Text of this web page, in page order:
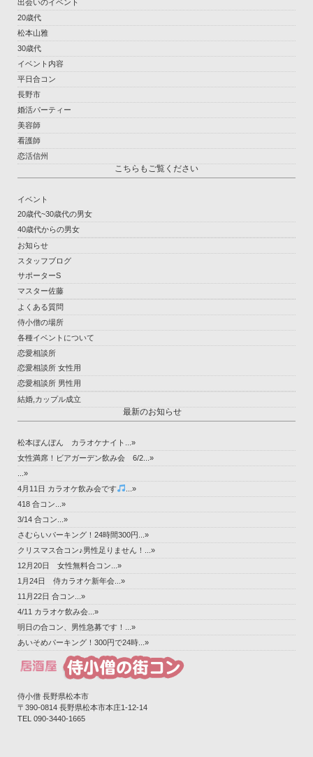
出会いのイベント
20歳代
松本山雅
30歳代
イベント内容
平日合コン
長野市
婚活パーティー
美容師
看護師
恋活信州
こちらもご覧ください
イベント
20歳代~30歳代の男女
40歳代からの男女
お知らせ
スタッフブログ
サポーターS
マスター佐藤
よくある質問
侍小僧の場所
各種イベントについて
恋愛相談所
恋愛相談所 女性用
恋愛相談所 男性用
結婚,カップル成立
最新のお知らせ
松本ぼんぼん カラオケナイト...»
女性満席！ビアガーデン飲み会 6/2...»
...»
4月11日 カラオケ飲み会です
...»
418 合コン...»
3/14 合コン...»
さむらいパーキング！24時間300円...»
クリスマス合コン♪男性足りません！...»
12月20日 女性無料合コン...»
1月24日 侍カラオケ新年会...»
11月22日 合コン...»
4/11 カラオケ飲み会...»
明日の合コン、男性急募です！...»
あいそめパーキング！300円で24時...»
侍小僧 長野県松本市
〒390-0814 長野県松本市本庄1-12-14‎
TEL 090-3440-1665